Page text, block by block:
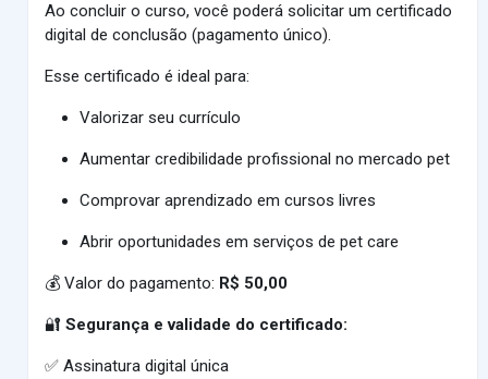
Ao concluir o curso, você poderá solicitar um certificado
digital de conclusão (pagamento único).
Esse certificado é ideal para:
Valorizar seu currículo
Aumentar credibilidade profissional no mercado pet
Comprovar aprendizado em cursos livres
Abrir oportunidades em serviços de pet care
💰 Valor do pagamento: R$ 50,00
🔐 Segurança e validade do certificado:
✅ Assinatura digital única